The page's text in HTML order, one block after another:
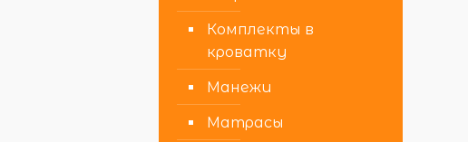
Комплекты в
кроватку
Манежи
Матрасы